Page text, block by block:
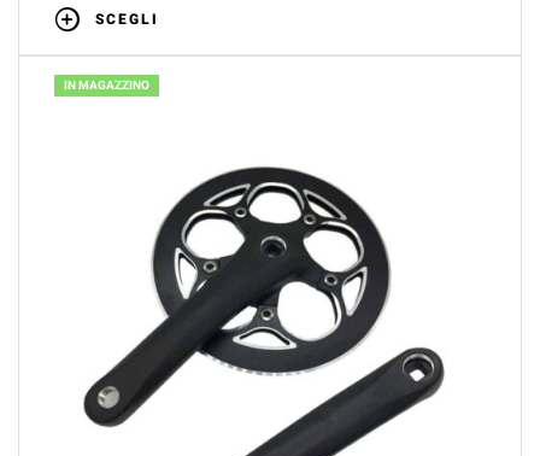
SCEGLI
IN MAGAZZINO